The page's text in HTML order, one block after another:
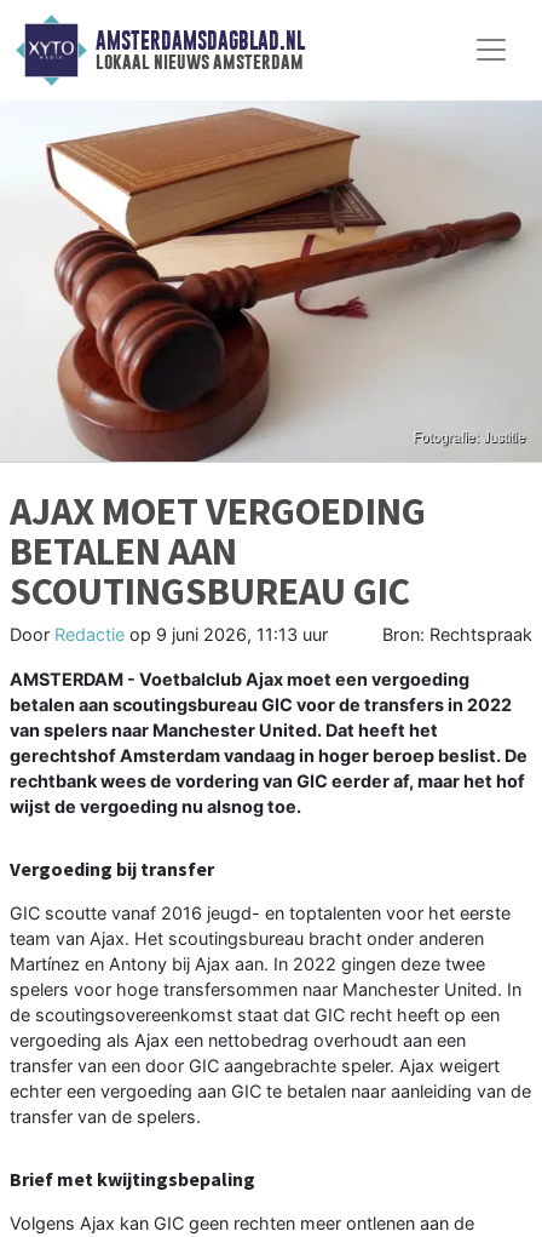
AMSTERDAMSDAGBLAD.NL
lokaal nieuws amsterdam
AJAX MOET VERGOEDING
BETALEN AAN
SCOUTINGSBUREAU GIC
Door Redactie op 9 juni 2026, 11:13 uur Bron: Rechtspraak
AMSTERDAM - Voetbalclub Ajax moet een vergoeding
betalen aan scoutingsbureau GIC voor de transfers in 2022
van spelers naar Manchester United. Dat heeft het
gerechtshof Amsterdam vandaag in hoger beroep beslist. De
rechtbank wees de vordering van GIC eerder af, maar het hof
wijst de vergoeding nu alsnog toe.
Vergoeding bij transfer
GIC scoutte vanaf 2016 jeugd- en toptalenten voor het eerste
team van Ajax. Het scoutingsbureau bracht onder anderen
Martínez en Antony bij Ajax aan. In 2022 gingen deze twee
spelers voor hoge transfersommen naar Manchester United. In
de scoutingsovereenkomst staat dat GIC recht heeft op een
vergoeding als Ajax een nettobedrag overhoudt aan een
transfer van een door GIC aangebrachte speler. Ajax weigert
echter een vergoeding aan GIC te betalen naar aanleiding van de
transfer van de spelers.
Brief met kwijtingsbepaling
Volgens Ajax kan GIC geen rechten meer ontlenen aan de